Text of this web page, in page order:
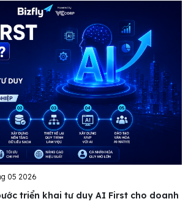
05 2026
triển khai tư duy AI First cho doanh